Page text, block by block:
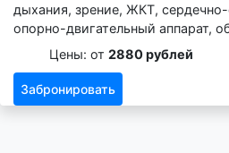
дыхания, зрение, ЖКТ,
опорно-двигательный аппарат,
Цены: от 2880 рублей
Забронировать